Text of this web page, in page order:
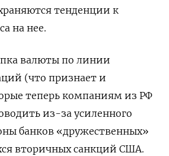
тенденции к
на нее.
валюты по линии
(что признает и
теперь компаниям из РФ
из-за усиленного
банков «дружественных»
вторичных санкций США.